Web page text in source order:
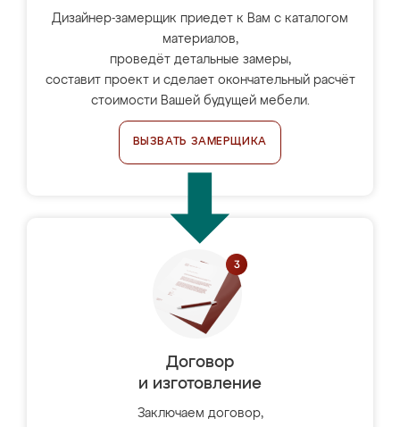
Дизайнер-замерщик приедет к Вам с каталогом
материалов,
проведёт детальные замеры,
составит проект и сделает окончательный расчёт
стоимости Вашей будущей мебели.
ВЫЗВАТЬ ЗАМЕРЩИКА
Договор
и изготовление
Заключаем договор,